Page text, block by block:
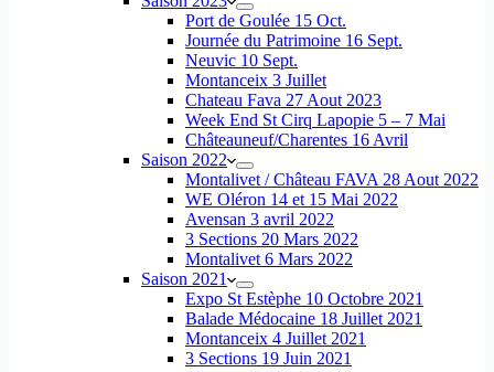
Port de Goulée 15 Oct.
Journée du Patrimoine 16 Sept.
Neuvic 10 Sept.
Montanceix 3 Juillet
Chateau Fava 27 Aout 2023
Week End St Cirq Lapopie 5 – 7 Mai
Châteauneuf/Charentes 16 Avril
Saison 2022
Montalivet / Château FAVA 28 Aout 2022
WE Oléron 14 et 15 Mai 2022
Avensan 3 avril 2022
3 Sections 20 Mars 2022
Montalivet 6 Mars 2022
Saison 2021
Expo St Estèphe 10 Octobre 2021
Balade Médocaine 18 Juillet 2021
Montanceix 4 Juillet 2021
3 Sections 19 Juin 2021